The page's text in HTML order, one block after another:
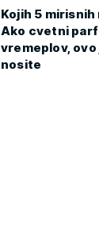
Kojih 5
Ako cvetni
vremeplov, ovo
nosite